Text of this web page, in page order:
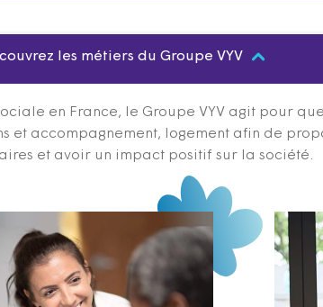
les métiers du Groupe VYV
en France, le Groupe VYV agit pour
et accompagnement, logement afin de
et avoir un impact positif sur la société.